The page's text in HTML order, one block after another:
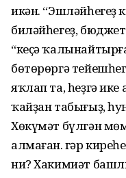
икән. “Эшләйһегеҙ
биләйһегеҙ,
“кеҫә
бөтөрөргә
яҡлап та, һеҙгә
ҡайҙан табығыҙ,
Хөкүмәт бүлгән
алмаған. Әгәр
ни? Хакимиәт